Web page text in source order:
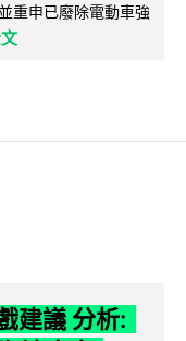
重申已廢除電動車強
建議 分析: